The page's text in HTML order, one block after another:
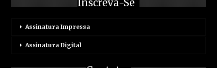
Inscreva-Se
Assinatura Impressa
Assinatura Digital